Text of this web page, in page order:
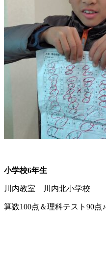
小学校6年生
川内教室 川内北小学校
算数100点＆理科テスト90点♪